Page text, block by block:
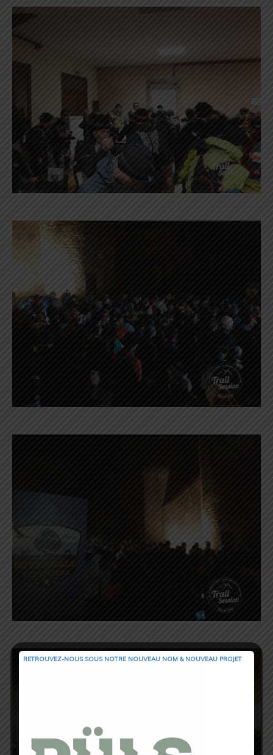
RETROUVEZ-NOUS SOUS NOTRE NOUVEAU NOM & NOUVEAU PROJET